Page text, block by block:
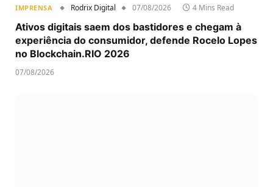
IMPRENSA Rodrix Digital 07/08/2026 4 Mins Read
Ativos digitais saem dos bastidores e chegam à
experiência do consumidor, defende Rocelo Lopes
no Blockchain.RIO 2026
07/08/2026